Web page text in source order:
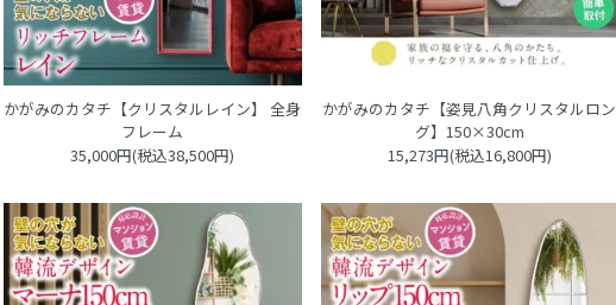
かがみのカタチ【クリスタルレイン】 全身
フレーム
35,000円(税込38,500円)
かがみのカタチ【姿見八角クリスタルロン
グ】150×30cm
15,273円(税込16,800円)